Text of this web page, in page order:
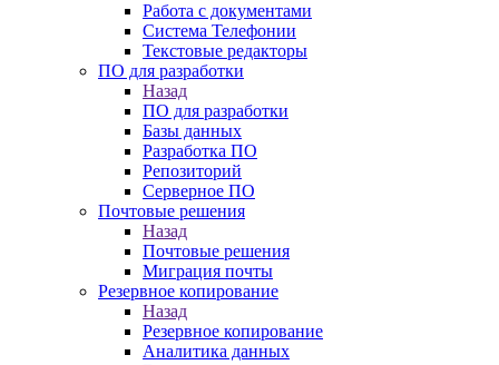
Работа с документами
Система Телефонии
Текстовые редакторы
ПО для разработки
Назад
ПО для разработки
Базы данных
Разработка ПО
Репозиторий
Серверное ПО
Почтовые решения
Назад
Почтовые решения
Миграция почты
Резервное копирование
Назад
Резервное копирование
Аналитика данных